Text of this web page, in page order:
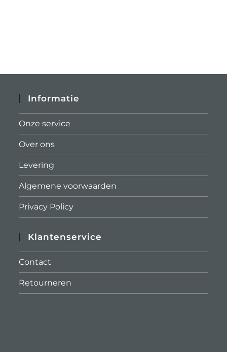
Informatie
Onze service
Over ons
Levering
Algemene voorwaarden
Privacy Policy
Klantenservice
Contact
Retourneren